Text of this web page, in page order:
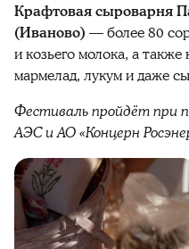
Крафтовая сыроварня
(Иваново) — более 80
и козьего молока, а
мармелад, лукум и даже
Фестиваль пройдёт при
АЭС и АО «Концерн